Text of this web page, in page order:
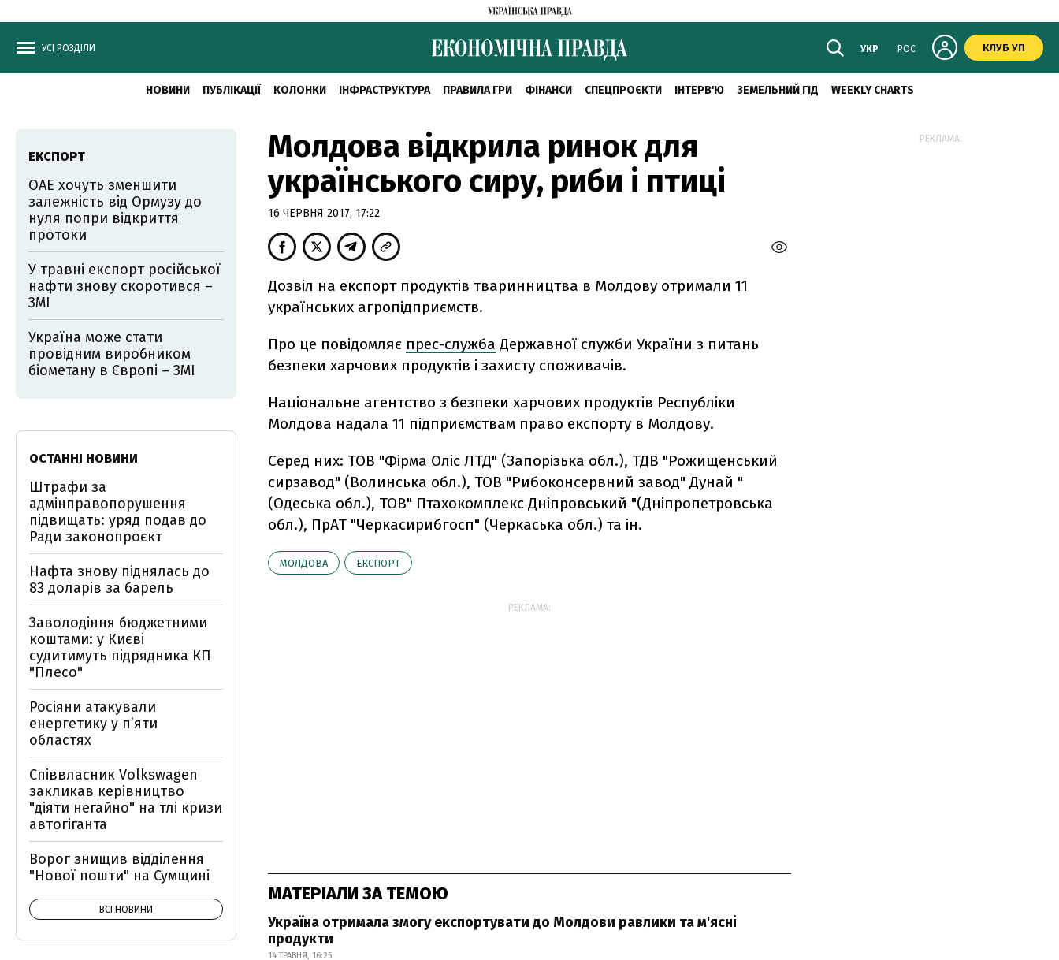
УСІ РОЗДІЛИ УКР РОС КЛУБ УП
НОВИНИ ПУБЛІКАЦІЇ КОЛОНКИ ІНФРАСТРУКТУРА ПРАВИЛА ГРИ ФІНАНСИ СПЕЦПРОЄКТИ ІНТЕРВ'Ю ЗЕМЕЛЬНИЙ ГІД WEEKLY CHARTS
Молдова відкрила ринок для
українського сиру, риби і птиці
16 ЧЕРВНЯ 2017, 17:22
Дозвіл на експорт продуктів тваринництва в Молдову отримали 11
українських агропідприємств.
Про це повідомляє прес-служба Державної служби України з питань
безпеки харчових продуктів і захисту споживачів.
Національне агентство з безпеки харчових продуктів Республіки
Молдова надала 11 підприємствам право експорту в Молдову.
Серед них: ТОВ "Фірма Оліс ЛТД" (Запорізька обл.), ТДВ "Рожищенський
сирзавод" (Волинська обл.), ТОВ "Рибоконсервний завод" Дунай "
(Одеська обл.), ТОВ" Птахокомплекс Дніпровський "(Дніпропетровська
обл.), ПрАТ "Черкасирибгосп" (Черкаська обл.) та ін.
МОЛДОВА ЕКСПОРТ
РЕКЛАМА:
МАТЕРІАЛИ ЗА ТЕМОЮ
Україна отримала змогу експортувати до Молдови равлики та м'ясні
продукти
14 ТРАВНЯ, 16:25
ЕКСПОРТ
ОАЕ хочуть зменшити
залежність від Ормузу до
нуля попри відкриття
протоки
У травні експорт російської
нафти знову скоротився –
ЗМІ
Україна може стати
провідним виробником
біометану в Європі – ЗМІ
ОСТАННІ НОВИНИ
Штрафи за
адмінправопорушення
підвищать: уряд подав до
Ради законопроєкт
Нафта знову піднялась до
83 доларів за барель
Заволодіння бюджетними
коштами: у Києві
судитимуть підрядника КП
"Плесо"
Росіяни атакували
енергетику у пʼяти
областях
Співвласник Volkswagen
закликав керівництво
"діяти негайно" на тлі кризи
автогіганта
Ворог знищив відділення
"Нової пошти" на Сумщині
ВСІ НОВИНИ
РЕКЛАМА: